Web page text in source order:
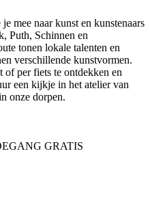
mee naar kunst en kunstenaars
Puth, Schinnen en
tonen lokale talenten en
verschillende kunstvormen.
of per fiets te ontdekken en
een kijkje in het atelier van
onze dorpen.
GRATIS